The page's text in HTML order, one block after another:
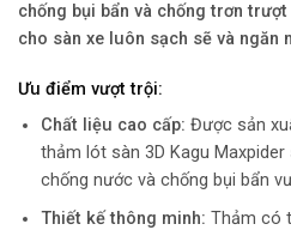
chống bụi bẩn và chống trơn
cho sàn xe luôn sạch sẽ và ngăn
Ưu điểm vượt trội:
Chất liệu cao cấp: Được sản
thảm lót sàn 3D Kagu
chống nước và chống bụi bẩn
Thiết kế thông minh: Thảm có